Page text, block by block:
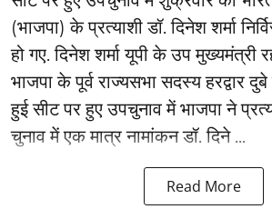
(भाजपा) के प्रत्याशी डॉ. दिनेश शर्मा
हो गए. दिनेश शर्मा यूपी के उप मुख्यमंत्री
भाजपा के पूर्व राज्यसभा सदस्य हरद्वार
हुई सीट पर हुए उपचुनाव में भाजपा ने
चुनाव में एक मात्र नामांकन डॉ. दिने ...
Read More